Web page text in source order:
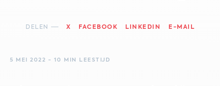
DELEN X FACEBOOK LINKEDIN E-MAIL
5 MEI 2022 - 10 MIN LEESTIJD